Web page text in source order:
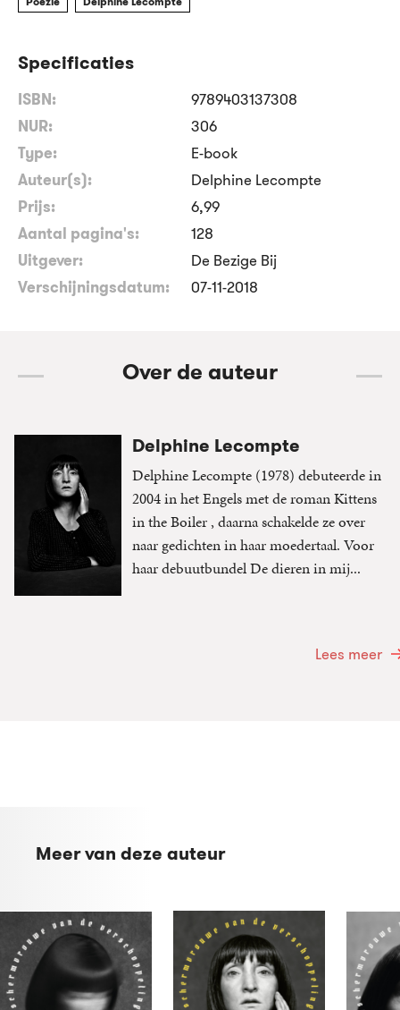
Specificaties
ISBN:
9789403137308
NUR:
306
Type:
E-book
Auteur(s):
Delphine Lecompte
Prijs:
6,99
Aantal pagina's:
128
Uitgever:
De Bezige Bij
Verschijningsdatum:
07-11-2018
Over de auteur
Delphine Lecompte
Delphine Lecompte (1978) debuteerde in
2004 in het Engels met de roman Kittens
in the Boiler , daarna schakelde ze over
naar gedichten in haar moedertaal. Voor
haar debuutbundel De dieren in mij...
Lees meer
Meer van deze auteur